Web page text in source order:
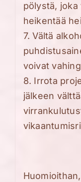
pölystä,
heikentää
7. Vältä
voivat
8. Irrota
jälkeen